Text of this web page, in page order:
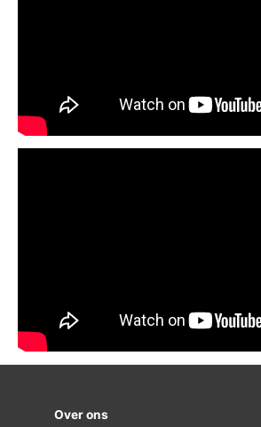
Over ons